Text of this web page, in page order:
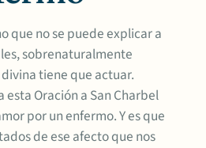
que no se puede explicar a
sobrenaturalmente
tiene que actuar.
Oración a San Charbel
por un enfermo. Y es que
de ese afecto que nos